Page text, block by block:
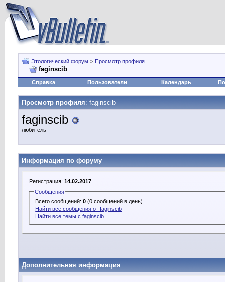
Этологический форум > Просмотр профиля
faginscib
Справка Пользователи Календарь
Просмотр профиля: faginscib
faginscib
любитель
Информация по форуму
Регистрация: 14.02.2017
Сообщения
Всего сообщений:0 (0 сообщений в день)
Найти все сообщения от faginscib
Найти все темы с faginscib
Дополнительная информация